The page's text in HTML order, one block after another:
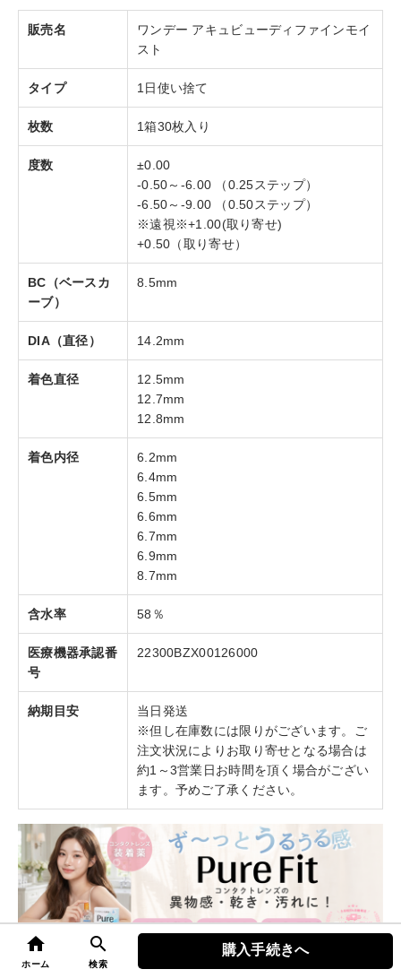
home
ホーム
search
検索
購入手続きへ
販売名
ワンデー アキュビューディファインモイ
スト
タイプ 1日使い捨て
枚数 1箱30枚入り
度数
±0.00
-0.50～-6.00 （0.25ステップ）
-6.50～-9.00 （0.50ステップ）
※遠視※+1.00(取り寄せ)
+0.50（取り寄せ）
BC（ベースカ
ーブ）
8.5mm
DIA（直径） 14.2mm
着色直径
12.5mm
12.7mm
12.8mm
着色内径
6.2mm
6.4mm
6.5mm
6.6mm
6.7mm
6.9mm
8.7mm
含水率 58％
医療機器承認番
号
22300BZX00126000
納期目安
当日発送
※但し在庫数には限りがございます。ご
注文状況によりお取り寄せとなる場合は
約1～3営業日お時間を頂く場合がござい
ます。予めご了承ください。